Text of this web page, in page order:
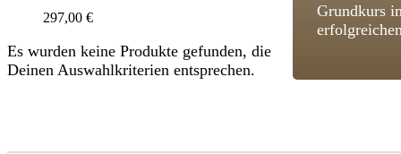
297,00 €
Es wurden keine Produkte gefunden, die
Deinen Auswahlkriterien entsprechen.
Grundkurs